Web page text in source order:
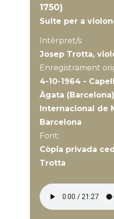
1750)
Suite per a
Intèrpret/s:
Josep Trotta,
Enregistrament
4-10-1964 -
Àgata
Internacional de
Barcelona
Font:
Còpia privada
Trotta